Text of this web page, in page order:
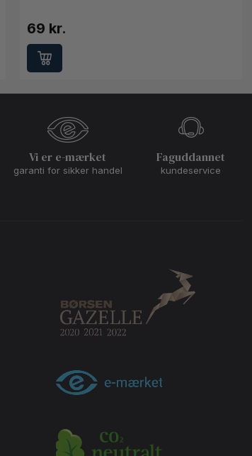
69 kr.
Vi er e-mærket
garanti for sikker handel
Faguddannet
kundeservice